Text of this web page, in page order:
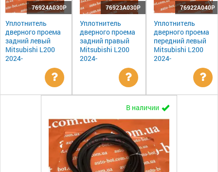
76924A030P
Уплотнитель
дверного проема
задний левый
Mitsubishi L200
2024-
Уточнить
76923A030P
Уплотнитель
дверного проема
задний правый
Mitsubishi L200
2024-
Уточнить
цену
76922A040P
Уплотнитель
дверного проема
передний левый
Mitsubishi L200
2024-
В наличии